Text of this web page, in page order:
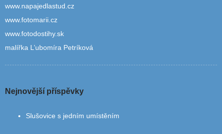
www.napajedlastud.cz
www.fotomarii.cz
www.fotodostihy.sk
malířka L’ubomíra Petríková
Nejnovější příspěvky
Slušovice s jedním umístěním